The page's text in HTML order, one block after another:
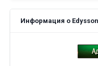
Информация о Edysson